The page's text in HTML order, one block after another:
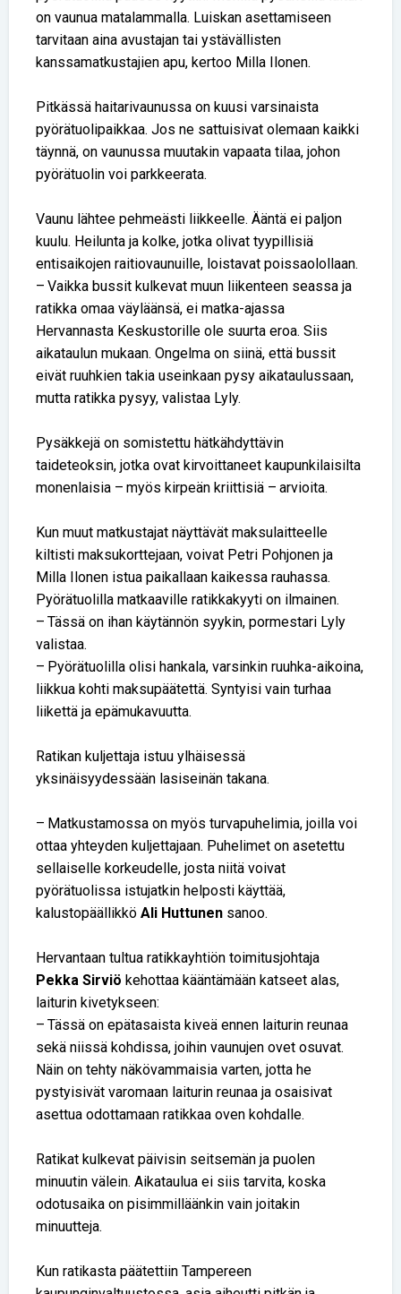
on vaunua matalammalla. Luiskan asettamiseen
tarvitaan aina avustajan tai ystävällisten
kanssamatkustajien apu, kertoo Milla Ilonen.
Pitkässä haitarivaunussa on kuusi varsinaista
pyörätuolipaikkaa. Jos ne sattuisivat olemaan kaikki
täynnä, on vaunussa muutakin vapaata tilaa, johon
pyörätuolin voi parkkeerata.
Vaunu lähtee pehmeästi liikkeelle. Ääntä ei paljon
kuulu. Heilunta ja kolke, jotka olivat tyypillisiä
entisaikojen raitiovaunuille, loistavat poissaolollaan.
– Vaikka bussit kulkevat muun liikenteen seassa ja
ratikka omaa väyläänsä, ei matka-ajassa
Hervannasta Keskustorille ole suurta eroa. Siis
aikataulun mukaan. Ongelma on siinä, että bussit
eivät ruuhkien takia useinkaan pysy aikataulussaan,
mutta ratikka pysyy, valistaa Lyly.
Pysäkkejä on somistettu hätkähdyttävin
taideteoksin, jotka ovat kirvoittaneet kaupunkilaisilta
monenlaisia – myös kirpeän kriittisiä – arvioita.
Kun muut matkustajat näyttävät maksulaitteelle
kiltisti maksukorttejaan, voivat Petri Pohjonen ja
Milla Ilonen istua paikallaan kaikessa rauhassa.
Pyörätuolilla matkaaville ratikkakyyti on ilmainen.
– Tässä on ihan käytännön syykin, pormestari Lyly
valistaa.
– Pyörätuolilla olisi hankala, varsinkin ruuhka-aikoina,
liikkua kohti maksupäätettä. Syntyisi vain turhaa
liikettä ja epämukavuutta.
Ratikan kuljettaja istuu ylhäisessä
yksinäisyydessään lasiseinän takana.
– Matkustamossa on myös turvapuhelimia, joilla voi
ottaa yhteyden kuljettajaan. Puhelimet on asetettu
sellaiselle korkeudelle, josta niitä voivat
pyörätuolissa istujatkin helposti käyttää,
kalustopäällikkö Ali Huttunen sanoo.
Hervantaan tultua ratikkayhtiön toimitusjohtaja
Pekka Sirviö kehottaa kääntämään katseet alas,
laiturin kivetykseen:
– Tässä on epätasaista kiveä ennen laiturin reunaa
sekä niissä kohdissa, joihin vaunujen ovet osuvat.
Näin on tehty näkövammaisia varten, jotta he
pystyisivät varomaan laiturin reunaa ja osaisivat
asettua odottamaan ratikkaa oven kohdalle.
Ratikat kulkevat päivisin seitsemän ja puolen
minuutin välein. Aikataulua ei siis tarvita, koska
odotusaika on pisimmilläänkin vain joitakin
minuutteja.
Kun ratikasta päätettiin Tampereen